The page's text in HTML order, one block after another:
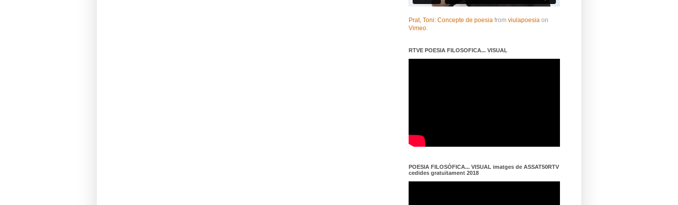
Prat, Toni: Concepte de poesia from viulapoesia on
Vimeo.
RTVE POESIA FILOSOFICA... VISUAL
POESIA FILOSÒFICA... VISUAL imatges de ASSAT50RTV
cedides gratuïtament 2018